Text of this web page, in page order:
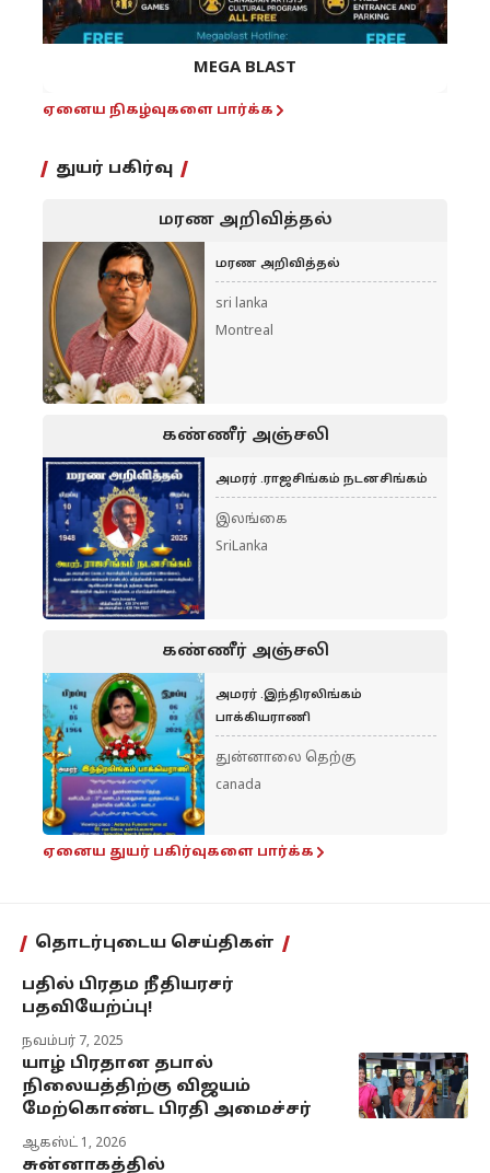
MEGA BLAST
ஏனைய நிகழ்வுகளை பார்க்க
துயர் பகிர்வு
மரண அறிவித்தல்
மரண அறிவித்தல்
sri lanka
Montreal
கண்ணீர் அஞ்சலி
அமரர் .ராஜசிங்கம் நடனசிங்கம்
இலங்கை
SriLanka
கண்ணீர் அஞ்சலி
அமரர் .இந்திரலிங்கம்
பாக்கியராணி
துன்னாலை தெற்கு
canada
ஏனைய துயர் பகிர்வுகளை பார்க்க
தொடர்புடைய செய்திகள்
பதில் பிரதம நீதியரசர்
பதவியேற்ப்பு!
நவம்பர் 7, 2025
யாழ் பிரதான தபால்
நிலையத்திற்கு விஜயம்
மேற்கொண்ட பிரதி அமைச்சர்
ஆகஸ்ட் 1, 2026
சுன்னாகத்தில்